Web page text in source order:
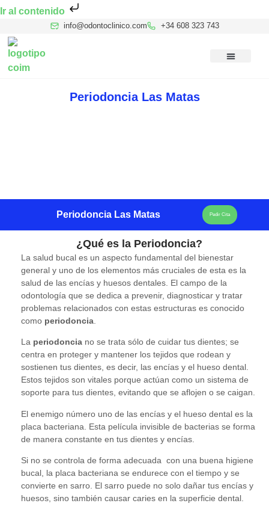
Ir al contenido
info@odontoclinico.com +34 608 323 743
Periodoncia Las Matas
Periodoncia Las Matas Pedir Cita
¿Qué es la Periodoncia?
La salud bucal es un aspecto fundamental del bienestar
general y uno de los elementos más cruciales de esta es la
salud de las encías y huesos dentales. El campo de la
odontología que se dedica a prevenir, diagnosticar y tratar
problemas relacionados con estas estructuras es conocido
como periodoncia
La periodoncia no se trata sólo de cuidar tus dientes; se
centra en proteger y mantener los tejidos que rodean y
sostienen tus dientes, es decir, las encías y el hueso dental.
Estos tejidos son vitales porque actúan como un sistema de
soporte para tus dientes, evitando que se aflojen o se caigan.
El enemigo número uno de las encías y el hueso dental es la
placa bacteriana. Esta película invisible de bacterias se forma
de manera constante en tus dientes y encías.
Si no se controla de forma adecuada con una buena higiene
bucal, la placa bacteriana se endurece con el tiempo y se
convierte en sarro. El sarro puede no solo dañar tus encías y
huesos, sino también causar caries en la superficie dental.